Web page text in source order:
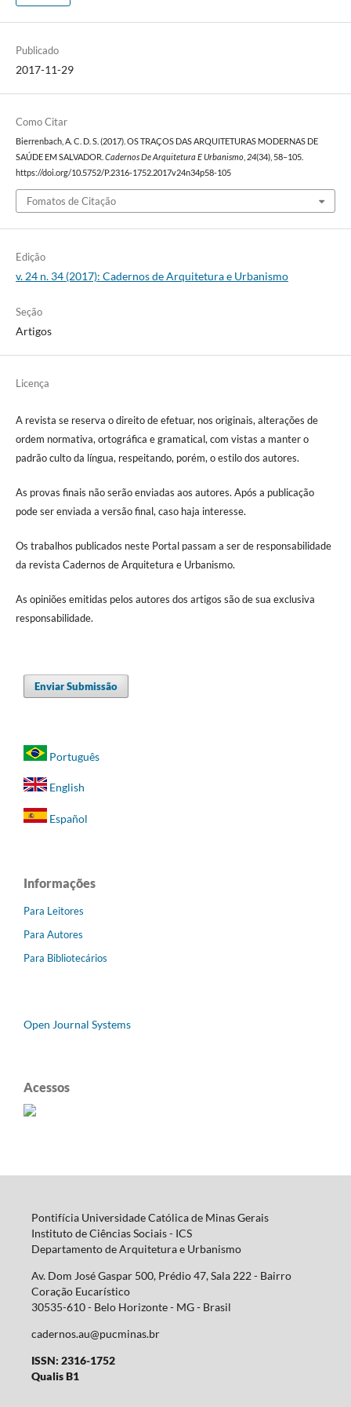
Publicado
2017-11-29
Como Citar
Bierrenbach, A. C. D. S. (2017). OS TRAÇOS DAS ARQUITETURAS MODERNAS DE
SAÚDE EM SALVADOR. Cadernos De Arquitetura E Urbanismo, 24(34), 58–105.
https://doi.org/10.5752/P.2316-1752.2017v24n34p58-105
Fomatos de Citação
Edição
v. 24 n. 34 (2017): Cadernos de Arquitetura e Urbanismo
Seção
Artigos
Licença
A revista se reserva o direito de efetuar, nos originais, alterações de
ordem normativa, ortográfica e gramatical, com vistas a manter o
padrão culto da língua, respeitando, porém, o estilo dos autores.
As provas finais não serão enviadas aos autores. Após a publicação
pode ser enviada a versão final, caso haja interesse.
Os trabalhos publicados neste Portal passam a ser de responsabilidade
da revista Cadernos de Arquitetura e Urbanismo.
As opiniões emitidas pelos autores dos artigos são de sua exclusiva
responsabilidade.
Enviar Submissão
Português
English
Español
Informações
Para Leitores
Para Autores
Para Bibliotecários
Open Journal Systems
Acessos
Pontifícia Universidade Católica de Minas Gerais
Instituto de Ciências Sociais - ICS
Departamento de Arquitetura e Urbanismo
Av. Dom José Gaspar 500, Prédio 47, Sala 222 - Bairro
Coração Eucarístico
30535-610 - Belo Horizonte - MG - Brasil
cadernos.au@pucminas.br
ISSN: 2316-1752
Qualis B1